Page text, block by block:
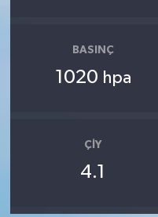
BASINÇ
1020 hpa
ÇIY
4.1